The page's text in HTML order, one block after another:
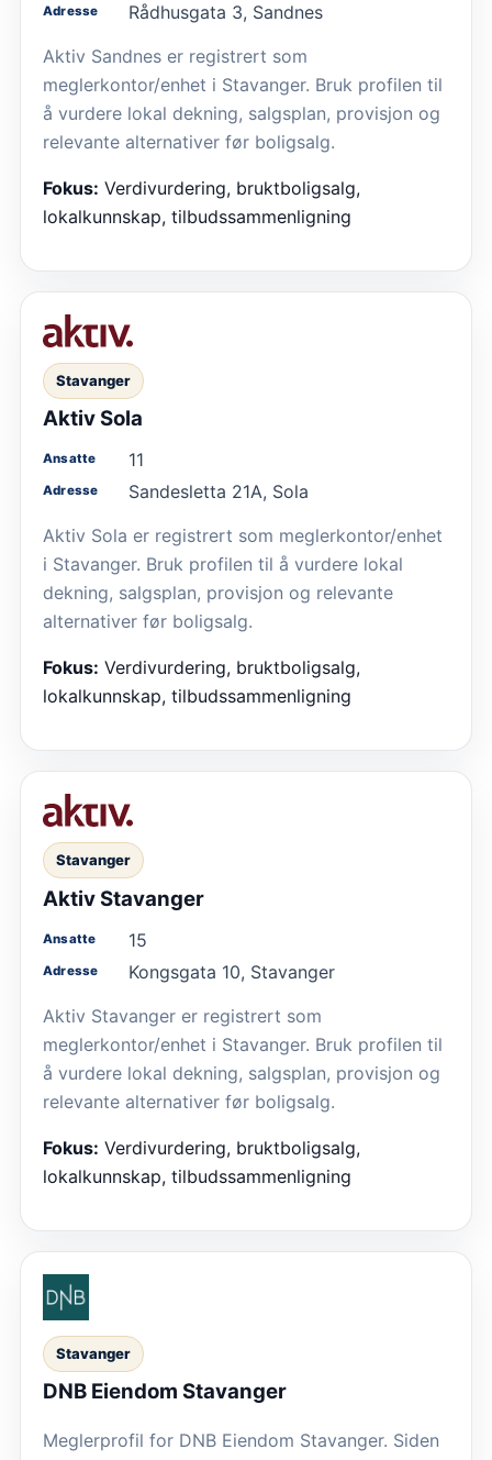
Adresse
Rådhusgata 3, Sandnes
Aktiv Sandnes er registrert som
meglerkontor/enhet i Stavanger. Bruk profilen til
å vurdere lokal dekning, salgsplan, provisjon og
relevante alternativer før boligsalg.
Fokus: Verdivurdering, bruktboligsalg,
lokalkunnskap, tilbudssammenligning
Stavanger
Aktiv Sola
Ansatte 11
Adresse
Sandesletta 21A, Sola
Aktiv Sola er registrert som meglerkontor/enhet
i Stavanger. Bruk profilen til å vurdere lokal
dekning, salgsplan, provisjon og relevante
alternativer før boligsalg.
Fokus: Verdivurdering, bruktboligsalg,
lokalkunnskap, tilbudssammenligning
Stavanger
Aktiv Stavanger
Ansatte 15
Adresse
Kongsgata 10, Stavanger
Aktiv Stavanger er registrert som
meglerkontor/enhet i Stavanger. Bruk profilen til
å vurdere lokal dekning, salgsplan, provisjon og
relevante alternativer før boligsalg.
Fokus: Verdivurdering, bruktboligsalg,
lokalkunnskap, tilbudssammenligning
Stavanger
DNB Eiendom Stavanger
Meglerprofil for DNB Eiendom Stavanger. Siden